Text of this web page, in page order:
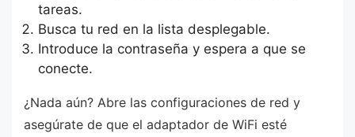
tareas.
Busca tu red en la lista desplegable.
Introduce la contraseña y espera a que se
conecte.
¿Nada aún? Abre las configuraciones de red y
asegúrate de que el adaptador de WiFi esté